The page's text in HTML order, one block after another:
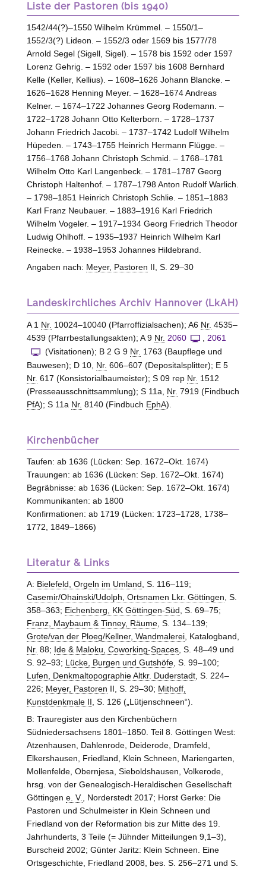
Liste der Pastoren (bis 1940)
1542/44(?)–1550 Wilhelm Krümmel. – 1550/1–
1552/3(?) Lideon. – 1552/3 oder 1569 bis 1577/78
Arnold Segel (Sigell, Sigel). – 1578 bis 1592 oder 1597
Lorenz Gehrig. – 1592 oder 1597 bis 1608 Bernhard
Kelle (Keller, Kellius). – 1608–1626 Johann Blancke. –
1626–1628 Henning Meyer. – 1628–1674 Andreas
Kelner. – 1674–1722 Johannes Georg Rodemann. –
1722–1728 Johann Otto Kelterborn. – 1728–1737
Johann Friedrich Jacobi. – 1737–1742 Ludolf Wilhelm
Hüpeden. – 1743–1755 Heinrich Hermann Flügge. –
1756–1768 Johann Christoph Schmid. – 1768–1781
Wilhelm Otto Karl Langenbeck. – 1781–1787 Georg
Christoph Haltenhof. – 1787–1798 Anton Rudolf Warlich.
– 1798–1851 Heinrich Christoph Schlie. – 1851–1883
Karl Franz Neubauer. – 1883–1916 Karl Friedrich
Wilhelm Vogeler. – 1917–1934 Georg Friedrich Theodor
Ludwig Ohlhoff. – 1935–1937 Heinrich Wilhelm Karl
Reinecke. – 1938–1953 Johannes Hildebrand.
Angaben nach: Meyer, Pastoren II, S. 29–30
Landeskirchliches Archiv Hannover (LkAH)
A 1 Nr. 10024–10040 (Pfarroffizialsachen); A6 Nr. 4535–
4539 (Pfarrbestallungsakten); A 9 Nr. 2060
2061
(Visitationen); B 2 G 9 Nr. 1763 (Baupflege und
Bauwesen); D 10, Nr. 606–607 (Depositalsplitter); E 5
Nr. 617 (Konsistorialbaumeister); S 09 rep Nr. 1512
(Presseausschnittsammlung); S 11a, Nr. 7919 (Findbuch
PfA); S 11a Nr. 8140 (Findbuch EphA).
Kirchenbücher
Taufen: ab 1636 (Lücken: Sep. 1672–Okt. 1674)
Trauungen: ab 1636 (Lücken: Sep. 1672–Okt. 1674)
Begräbnisse: ab 1636 (Lücken: Sep. 1672–Okt. 1674)
Kommunikanten: ab 1800
Konfirmationen: ab 1719 (Lücken: 1723–1728, 1738–
1772, 1849–1866)
Literatur & Links
A: Bielefeld, Orgeln im Umland , S. 116–119;
Casemir/Ohainski/Udolph, Ortsnamen Lkr. Göttingen , S.
358–363; Eichenberg, KK Göttingen-Süd , S. 69–75;
Franz, Maybaum & Tinney, Räume, S. 134–139;
Grote/van der Ploeg/Kellner, Wandmalerei, Katalogband,
Nr. 88; Ide & Maloku, Coworking-Spaces, S. 48–49 und
S. 92–93; Lücke, Burgen und Gutshöfe, S. 99–100;
Lufen, Denkmaltopographie Altkr. Duderstadt, S. 224–
226; Meyer, Pastoren II, S. 29–30; Mithoff,
Kunstdenkmale II , S. 126 („Lütjenschneen“).
B: Trauregister aus den Kirchenbüchern
Südniedersachsens 1801–1850. Teil 8. Göttingen West:
Atzenhausen, Dahlenrode, Deiderode, Dramfeld,
Elkershausen, Friedland, Klein Schneen, Mariengarten,
Mollenfelde, Obernjesa, Sieboldshausen, Volkerode,
hrsg. von der Genealogisch-Heraldischen Gesellschaft
Göttingen e. V., Norderstedt 2017; Horst Gerke: Die
Pastoren und Schulmeister in Klein Schneen und
Friedland von der Reformation bis zur Mitte des 19.
Jahrhunderts, 3 Teile (= Jühnder Mitteilungen 9,1–3),
Burscheid 2002; Günter Jaritz: Klein Schneen. Eine
Ortsgeschichte, Friedland 2008, bes. S. 256–271 und S.